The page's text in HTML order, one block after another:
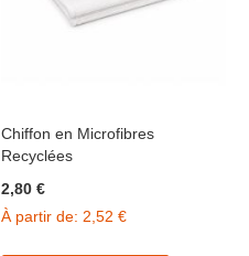
Chiffon en Microfibres
Recyclées
2,80 €
À partir de 2,52 €